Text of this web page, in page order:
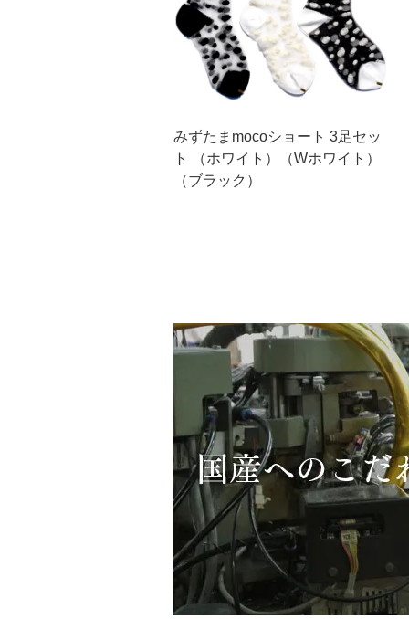
みずたまmocoショート 3足セッ
ト （ホワイト）（Wホワイト）
（ブラック）